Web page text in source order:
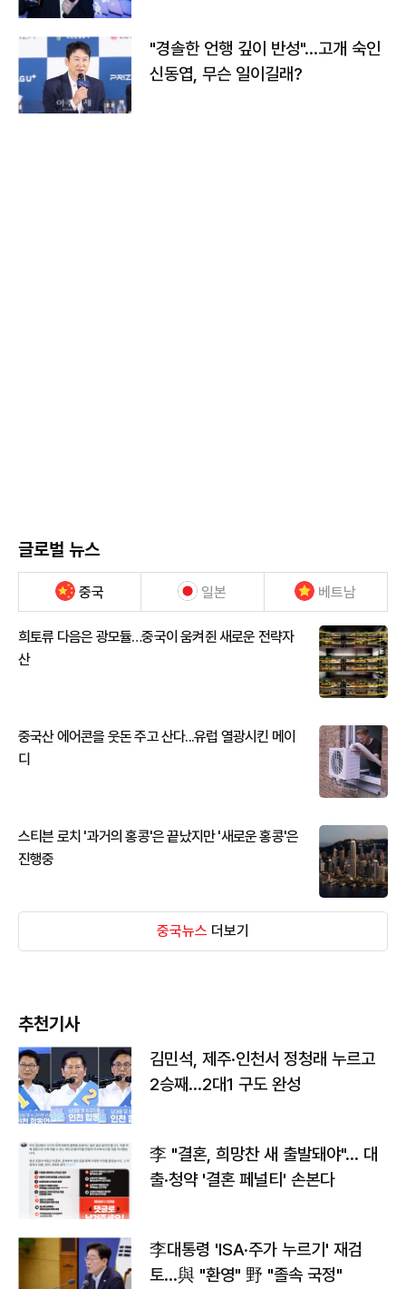
"경솔한 언행 깊이 반성"…고개 숙인
신동엽, 무슨 일이길래?
글로벌 뉴스
중국 일본 베트남
희토류 다음은 광모듈…중국이 움켜쥔 새로운 전략자
산
중국산 에어콘을 웃돈 주고 산다...유럽 열광시킨 메이
디
스티븐 로치 '과거의 홍콩'은 끝났지만 '새로운 홍콩'은
진행중
중국뉴스 더보기
추천기사
김민석, 제주·인천서 정청래 누르고
2승째…2대1 구도 완성
李 "결혼, 희망찬 새 출발돼야"… 대
출·청약 '결혼 페널티' 손본다
李대통령 'ISA·주가 누르기' 재검
토…與 "환영" 野 "졸속 국정"